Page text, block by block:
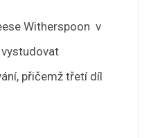
Witherspoon v
vystudovat
přičemž třetí díl